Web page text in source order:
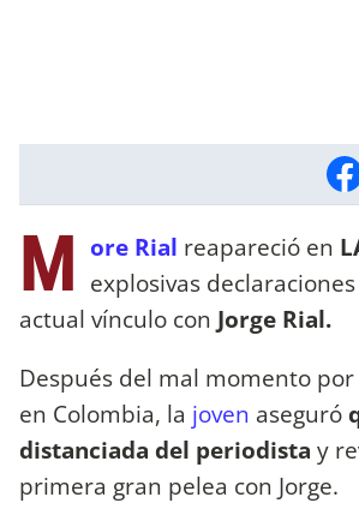
M ore Rial reapareció en
explosivas
actual vínculo con Jorge Rial.
Después del mal momento
en Colombia, la joven aseguró
distanciada del periodista y
primera gran pelea con Jorge.